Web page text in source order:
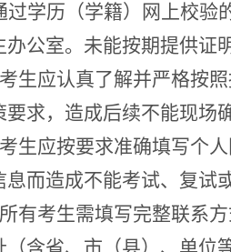
过学历（学籍）网上校验
公室。未能按期提供证
生应认真了解并严格按
要求，造成后续不能现场
生应按要求准确填写个
而造成不能考试、复试
有考生需填写完整联系
（含省、市（县）、单位